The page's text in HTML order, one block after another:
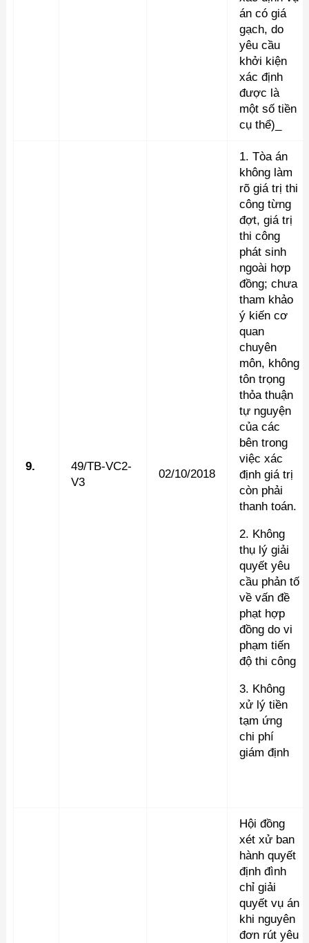
án có giá
gạch, do
yêu cầu
khởi kiện
xác định
được là
một số tiền
cụ thể)_
9.
49/TB-VC2-
V3
02/10/2018
1. Tòa án
không làm
rõ giá trị thi
công từng
đợt, giá trị
thi công
phát sinh
ngoài hợp
đồng; chưa
tham khảo
ý kiến cơ
quan
chuyên
môn, không
tôn trọng
thỏa thuận
tự nguyện
của các
bên trong
việc xác
định giá trị
còn phải
thanh toán.
2. Không
thụ lý giải
quyết yêu
cầu phản tố
về vấn đề
phạt hợp
đồng do vi
phạm tiến
độ thi công
3. Không
xử lý tiền
tạm ứng
chi phí
giám định
Hội đồng
xét xử ban
hành quyết
định đình
chỉ giải
quyết vụ án
khi nguyên
đơn rút yêu